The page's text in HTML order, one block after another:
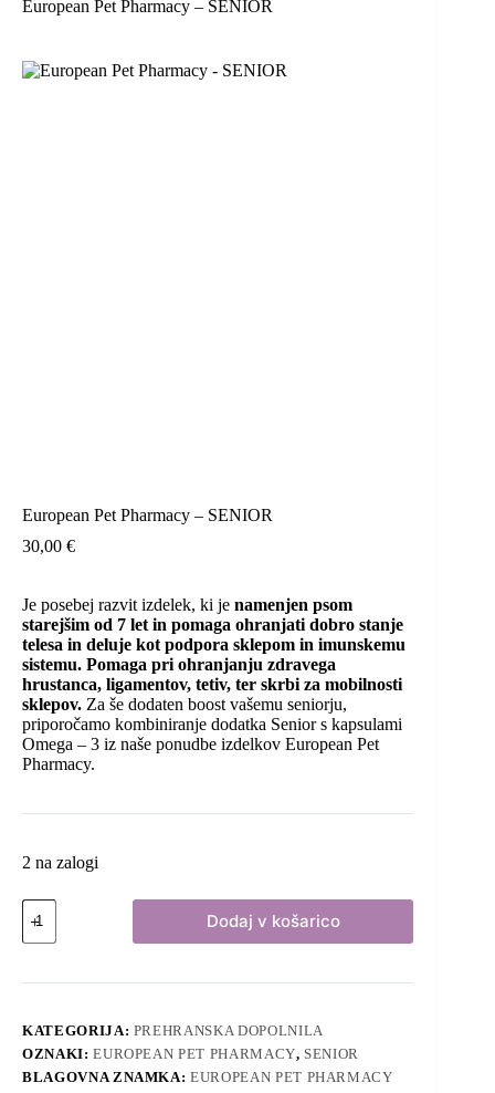
European Pet Pharmacy – SENIOR
European Pet Pharmacy – SENIOR
30,00 €
Je posebej razvit izdelek, ki je namenjen psom
starejšim od 7 let in pomaga ohranjati dobro stanje
telesa in deluje kot podpora sklepom in imunskemu
sistemu. Pomaga pri ohranjanju zdravega
hrustanca, ligamentov, tetiv, ter skrbi za mobilnosti
sklepov. Za še dodaten boost vašemu seniorju,
priporočamo kombiniranje dodatka Senior s kapsulami
Omega – 3 iz naše ponudbe izdelkov European Pet
Pharmacy.
2 na zalogi
European
Pet
Pharmacy
SENIOR
Dodaj v košarico
KATEGORIJA: PREHRANSKA DOPOLNILA
OZNAKI:EUROPEAN PET PHARMACY, SENIOR
BLAGOVNA ZNAMKA:EUROPEAN PET PHARMACY